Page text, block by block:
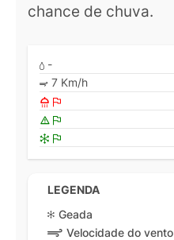
chance de chuva.
-
7 Km/h
LEGENDA
Geada
Velocidade do vento